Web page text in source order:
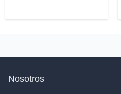
Nosotros